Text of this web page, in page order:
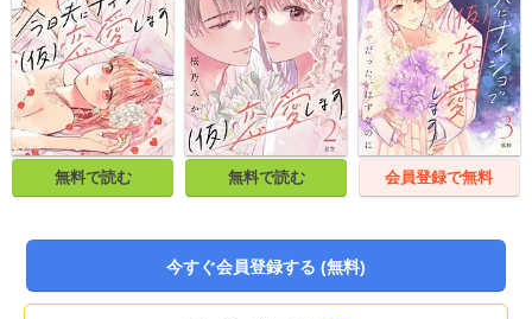
無料で読む 無料で読む 会員登録で無料
今すぐ会員登録する (無料)